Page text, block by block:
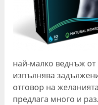
най-малко веднъж
изпълнява
отговор на
предлага много и